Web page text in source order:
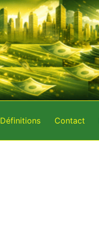
Définitions Contact